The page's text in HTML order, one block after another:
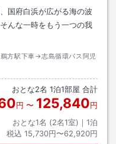
国府白浜が広がる海の波
んな一時をもう一つの我
方駅下車→志島循環バス阿児
おとな2名 1泊1部屋 合計
円 〜 125,840円
おとな1名 (2名1室)｜ 1泊
税込 15,730円〜62,920円